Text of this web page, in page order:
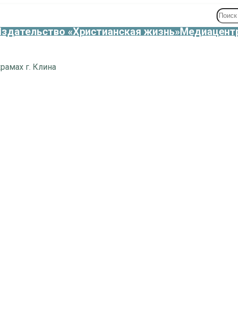
Поиск
«Христианская жизнь»
г. Клина